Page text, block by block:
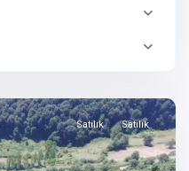
Satılık Satılık